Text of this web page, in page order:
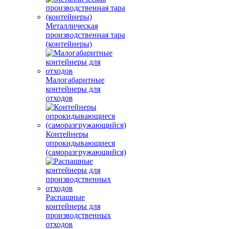
Металлическая
производственная тара
(контейнеры)
Малогабаритные
контейнеры для
отходов
Контейнеры
опрокидывающиеся
(саморазгружающийся)
Распашные
контейнеры для
производственных
отходов